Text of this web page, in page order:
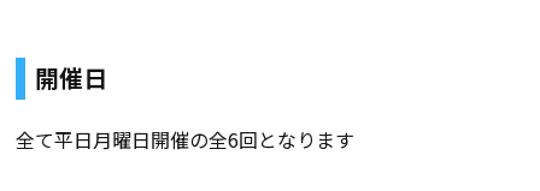
開催日
全て平日月曜日開催の全6回となります